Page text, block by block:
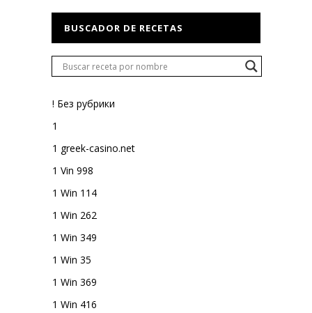
BUSCADOR DE RECETAS
! Без рубрики
1
1 greek-casino.net
1 Vin 998
1 Win 114
1 Win 262
1 Win 349
1 Win 35
1 Win 369
1 Win 416